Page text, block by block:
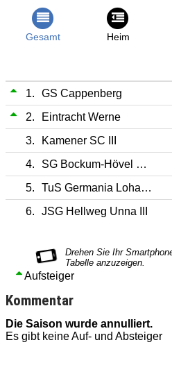
Gesamt Heim
1. GS Cappenberg
2.
Eintracht Werne
3.
Kamener SC III
4.
SG Bockum-Hövel 2013 III
5.
TuS Germania Lohauserholz IV
6.
JSG Hellweg Unna III
Aufsteiger
Kommentar
Die Saison wurde annulliert.
Es gibt keine Auf- und Absteiger